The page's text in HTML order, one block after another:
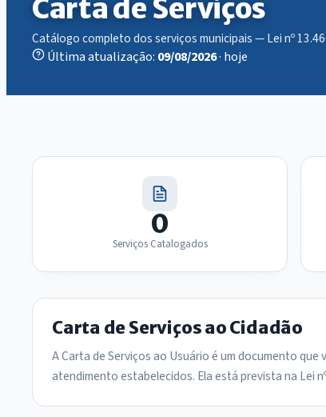
Carta de Serviços
Catálogo completo dos serviços municipais — Lei nº
Última atualização: 09/08/2026· hoje
0
Serviços Catalogados
Carta de Serviços ao Cidadão
A Carta de Serviços ao Usuário é um documento
atendimento estabelecidos. Ela está prevista na Lei